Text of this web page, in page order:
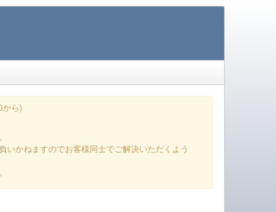
から)
かねますのでお客様同士でご解決いただくよう